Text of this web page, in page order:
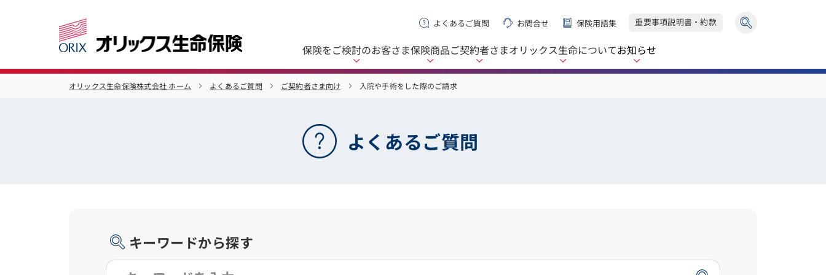
保険をご検討のお客さま保険商品ご契約者さまオリックス生命についてお知らせ
よくあるご質問 お問合せ 保険用語集 重要事項説明書・約款
オリックス生命保険株式会社 ホーム よくあるご質問 ご契約者さま向け 入院や手術をした際のご請求
よくあるご質問
キーワードから探す